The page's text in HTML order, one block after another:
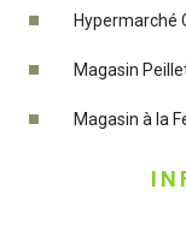
Hypermarché
Magasin
Magasin à la